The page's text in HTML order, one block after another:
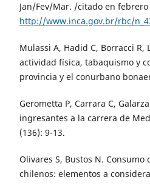
Jan/Fev/Mar. /citado en
http://www.inca.gov.br/rbc/
Mulassi A, Hadid C, Borracci
actividad física, tabaquismo y
provincia y el conurbano
Gerometta P, Carrara C,
ingresantes a la carrera de
(136): 9-13.
Olivares S, Bustos N.
chilenos: elementos a